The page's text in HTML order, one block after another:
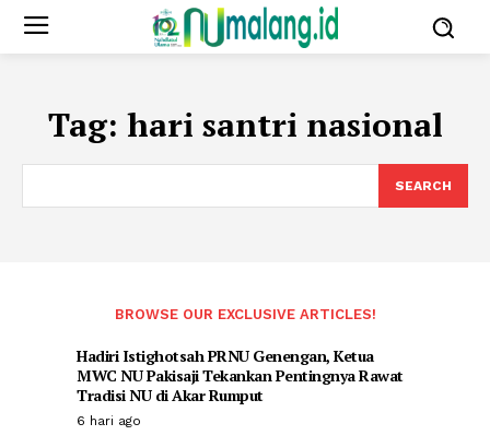
Tag: hari santri nasional
SEARCH
BROWSE OUR EXCLUSIVE ARTICLES!
Hadiri Istighotsah PRNU Genengan, Ketua
MWC NU Pakisaji Tekankan Pentingnya Rawat
Tradisi NU di Akar Rumput
6 hari ago